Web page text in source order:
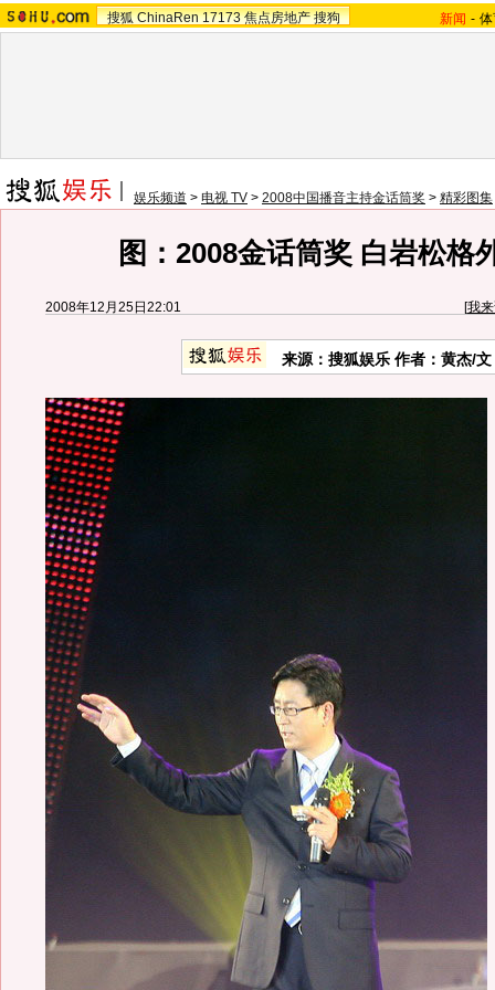
搜狐 ChinaRen 17173 焦点房地产 搜狗 新闻 -
娱乐频道 > 电视 TV > 2008中国播音主持金话筒奖 > 精彩图集
图：2008金话筒奖 白岩松格
2008年12月25日22:01 [我
来源：搜狐娱乐 作者：黄杰/